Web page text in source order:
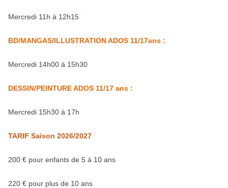
Mercredi 11h à 12h15
BD/MANGAS/ILLUSTRATION ADOS 11/17ans :
Mercredi 14h00 à 15h30
DESSIN/PEINTURE ADOS 11/17 ans :
Mercredi 15h30 à 17h
TARIF Saison 2026/2027
200 € pour enfants de 5 à 10 ans
220 € pour plus de 10 ans